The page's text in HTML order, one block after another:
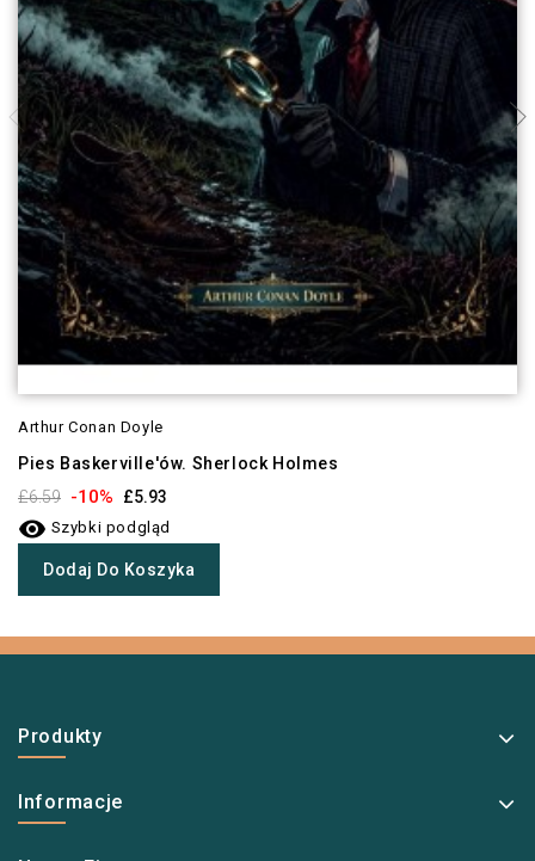
Arthur Conan Doyle
Pies Baskerville'ów. Sherlock Holmes
£6.59 -10% £5.93
 Szybki podgląd
Dodaj Do Koszyka
Produkty
Informacje